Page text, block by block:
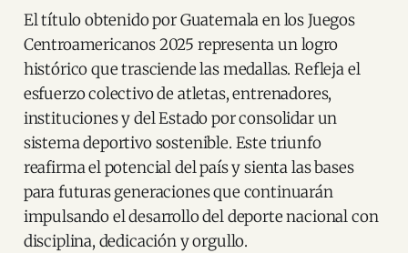
El título obtenido por Guatemala en los Juegos
Centroamericanos 2025 representa un logro
histórico que trasciende las medallas. Refleja el
esfuerzo colectivo de atletas, entrenadores,
instituciones y del Estado por consolidar un
sistema deportivo sostenible. Este triunfo
reafirma el potencial del país y sienta las bases
para futuras generaciones que continuarán
impulsando el desarrollo del deporte nacional con
disciplina, dedicación y orgullo.